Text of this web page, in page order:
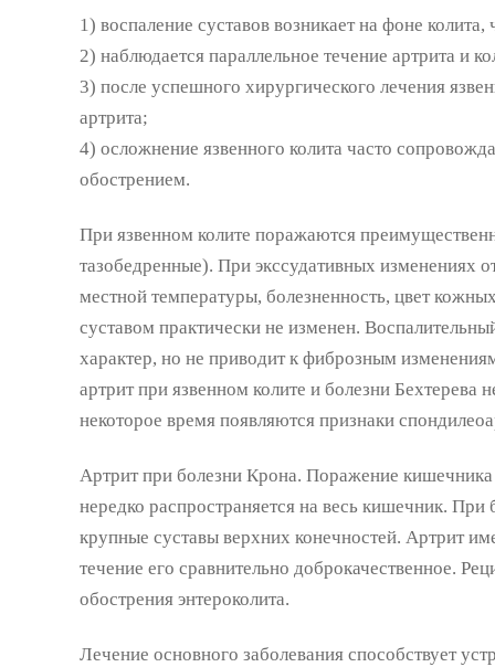
1) воспаление суставов возникает на фоне
2) наблюдается параллельное течение артрита и
3) после успешного хирургического лечения
артрита;
4) осложнение язвенного колита часто
обострением.
При язвенном колите поражаются
тазобедренные). При экссудативных изменениях
местной температуры, болезненность, цвет
суставом практически не изменен.
характер, но не приводит к фиброзным
артрит при язвенном колите и болезни Бехтерева
некоторое время появляются признаки
Артрит при болезни Крона. Поражение кишечника
нередко распространяется на весь кишечник.
крупные суставы верхних конечностей. Артрит
течение его сравнительно доброкачественное.
обострения энтероколита.
Лечение основного заболевания способствует